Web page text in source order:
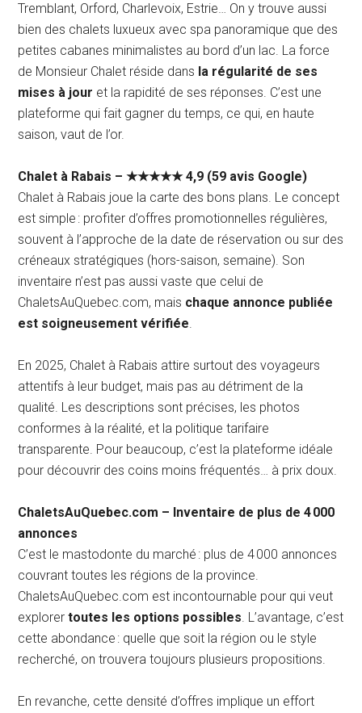
Tremblant, Orford, Charlevoix, Estrie… On y trouve aussi
bien des chalets luxueux avec spa panoramique que des
petites cabanes minimalistes au bord d’un lac. La force
de Monsieur Chalet réside dans la régularité de ses
mises à jour et la rapidité de ses réponses. C’est une
plateforme qui fait gagner du temps, ce qui, en haute
saison, vaut de l’or.
Chalet à Rabais – ★★★★★ 4,9 (59 avis Google)
Chalet à Rabais joue la carte des bons plans. Le concept
est simple : profiter d’offres promotionnelles régulières,
souvent à l’approche de la date de réservation ou sur des
créneaux stratégiques (hors-saison, semaine). Son
inventaire n’est pas aussi vaste que celui de
ChaletsAuQuebec.com, mais chaque annonce publiée
est soigneusement vérifiée
En 2025, Chalet à Rabais attire surtout des voyageurs
attentifs à leur budget, mais pas au détriment de la
qualité. Les descriptions sont précises, les photos
conformes à la réalité, et la politique tarifaire
transparente. Pour beaucoup, c’est la plateforme idéale
pour découvrir des coins moins fréquentés… à prix doux.
ChaletsAuQuebec.com – Inventaire de plus de 4 000
annonces
C’est le mastodonte du marché : plus de 4 000 annonces
couvrant toutes les régions de la province.
ChaletsAuQuebec.com est incontournable pour qui veut
explorertoutes les options possibles . L’avantage, c’est
cette abondance : quelle que soit la région ou le style
recherché, on trouvera toujours plusieurs propositions.
En revanche, cette densité d’offres implique un effort